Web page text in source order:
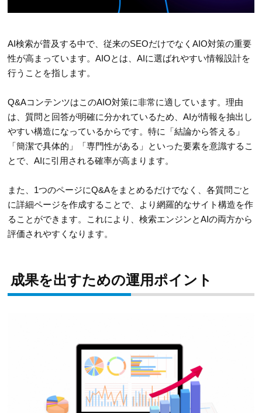
AI検索が普及する中で、従来のSEOだけでなくAIO対策の重要
性が高まっています。AIOとは、AIに選ばれやすい情報設計を
行うことを指します。
Q&AコンテンツはこのAIO対策に非常に適しています。理由
は、質問と回答が明確に分かれているため、AIが情報を抽出し
やすい構造になっているからです。特に「結論から答える」
「簡潔で具体的」「専門性がある」といった要素を意識するこ
とで、AIに引用される確率が高まります。
また、1つのページにQ&Aをまとめるだけでなく、各質問ごと
に詳細ページを作成することで、より網羅的なサイト構造を作
ることができます。これにより、検索エンジンとAIの両方から
評価されやすくなります。
成果を出すための運用ポイント